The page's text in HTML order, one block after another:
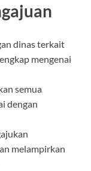
dinas terkait
mengenai
semua
dengan
melampirkan